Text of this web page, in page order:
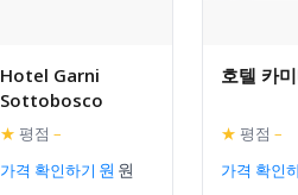
Hotel Garni
Sottobosco
★ 평점 –
가격 확인하기
호텔 카
★ 평점 –
가격 확인